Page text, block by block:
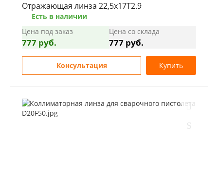
Отражающая линза 22,5х17T2.9
Есть в наличии
Цена под заказ
777 руб.
Цена со склада
777 руб.
Консультация Купить